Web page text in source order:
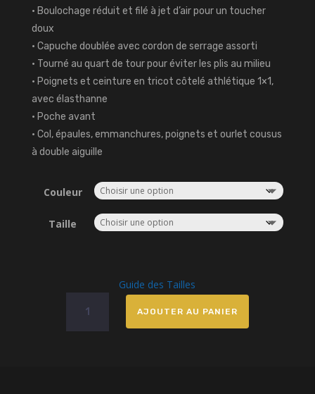
• Boulochage réduit et filé à jet d’air pour un toucher
doux
• Capuche doublée avec cordon de serrage assorti
• Tourné au quart de tour pour éviter les plis au milieu
• Poignets et ceinture en tricot côtelé athlétique 1×1,
avec élasthanne
• Poche avant
• Col, épaules, emmanchures, poignets et ourlet cousus
à double aiguille
Couleur
Taille
Guide des Tailles
Sweat
AJOUTER AU PANIER